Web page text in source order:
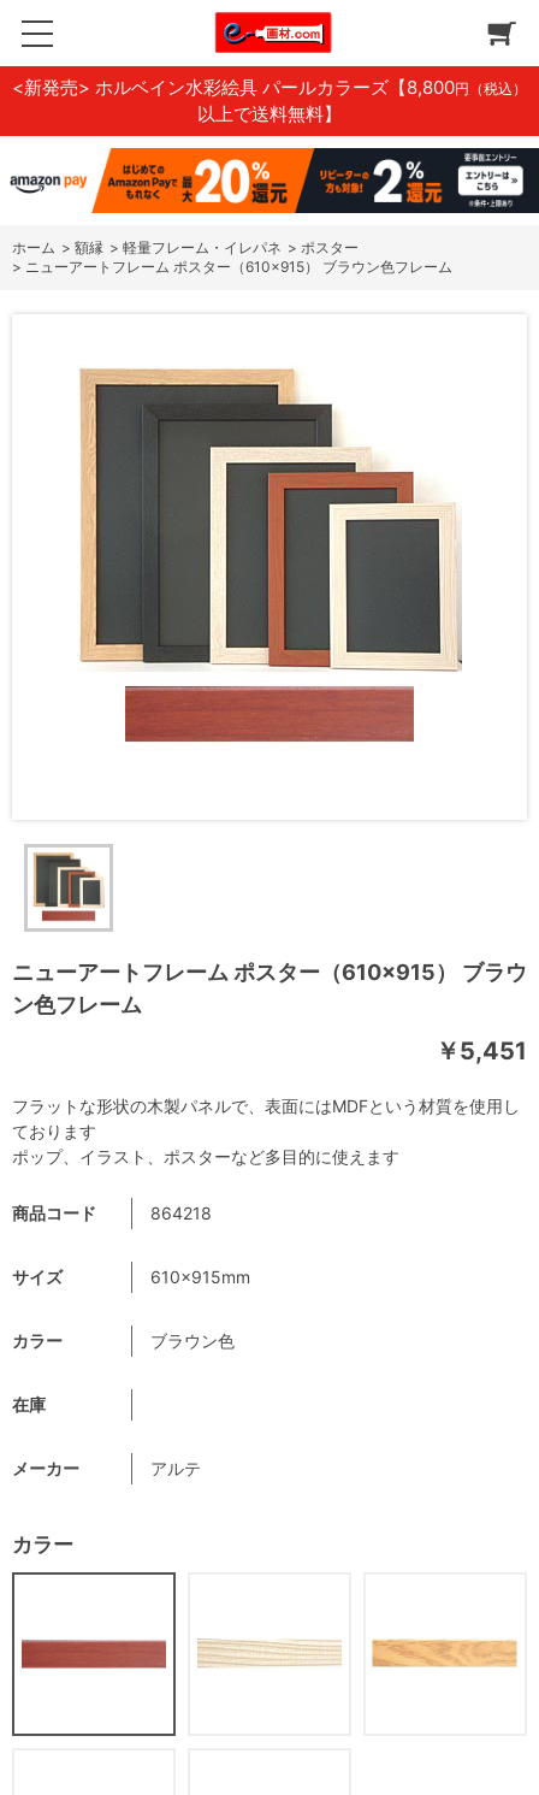
<新発売> ホルベイン水彩絵具 パールカラーズ 【8,800円（税込）
以上で送料無料】
ホーム > 額縁 > 軽量フレーム・イレパネ > ポスター
> ニューアートフレーム ポスター（610×915） ブラウン色フレーム
ニューアートフレーム ポスター（610×915） ブラウ
ン色フレーム
￥5,451
商品コード 864218
サイズ 610×915mm
カラー ブラウン色
在庫
メーカー アルテ
カラー
フラットな形状の木製パネルで、表面にはMDFという材質を使用し
ております
ポップ、イラスト、ポスターなど多目的に使えます